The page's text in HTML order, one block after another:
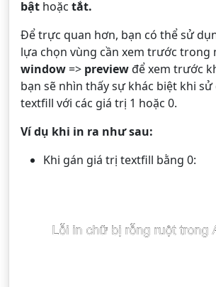
bật hoặc tắt.
Để trực quan hơn, bạn có thể sử
lựa chọn vùng cần xem trước trong
window=> previewđể xem trước
bạn sẽ nhìn thấy sự khác biệt khi
textfill với các giá trị 1 hoặc 0.
Ví dụ khi in ra như sau:
Khi gán giá trị textfill bằng 0: